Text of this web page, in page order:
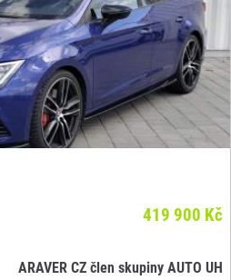
419 900 Kč
ARAVER CZ člen skupiny AUTO UH